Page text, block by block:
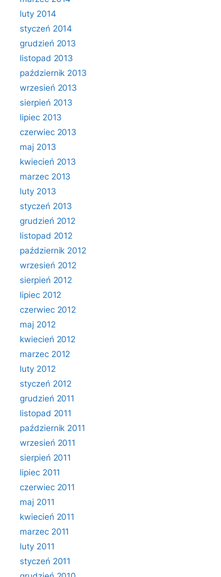
luty 2014
styczeń 2014
grudzień 2013
listopad 2013
październik 2013
wrzesień 2013
sierpień 2013
lipiec 2013
czerwiec 2013
maj 2013
kwiecień 2013
marzec 2013
luty 2013
styczeń 2013
grudzień 2012
listopad 2012
październik 2012
wrzesień 2012
sierpień 2012
lipiec 2012
czerwiec 2012
maj 2012
kwiecień 2012
marzec 2012
luty 2012
styczeń 2012
grudzień 2011
listopad 2011
październik 2011
wrzesień 2011
sierpień 2011
lipiec 2011
czerwiec 2011
maj 2011
kwiecień 2011
marzec 2011
luty 2011
styczeń 2011